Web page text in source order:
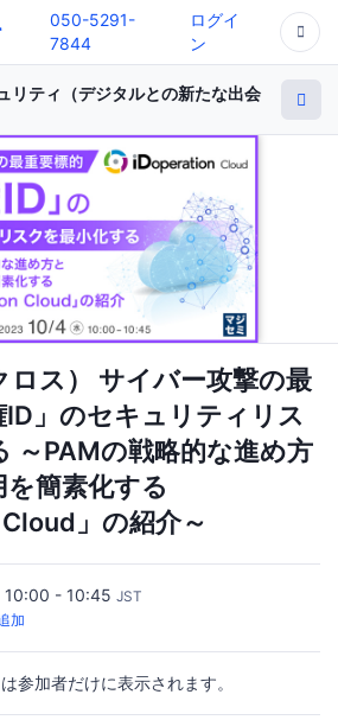
050-5291-
7844
ログイ
ン
リティ（デジタルとの新たな出会
ロス） サイバー攻撃の最
ID」のセキュリティリス
～PAMの戦略的な進め方
を簡素化する
」の紹介～
10:00 - 10:45 JST
加
参加者だけに表示されます。